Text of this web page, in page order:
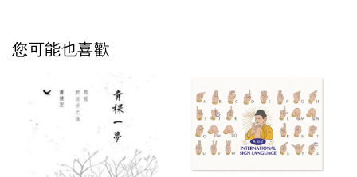
您可能也喜歡